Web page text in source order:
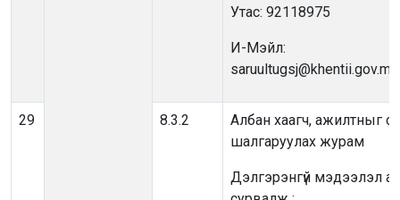
Утас: 92118975
И-Мэйл:
saruultugsj@khentii.gov.mn
29 8.3.2
Албан хаагч, ажилтныг
шалгаруулах журам
Дэлгэрэнгүй мэдээлэл